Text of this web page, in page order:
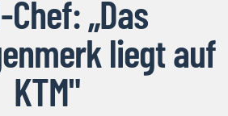
Chef: „Das
liegt auf
KTM"